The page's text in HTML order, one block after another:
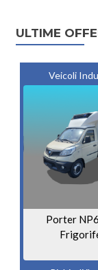
ULTIME
Veicoli
Porter